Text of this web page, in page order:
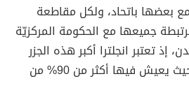
بعضها باتحاد، ولكل مقاطعة
جميعها مع الحكومة المركزيّة
إذ تعتبر انجلترا أكبر هذه الجزر
مساحةً وأكثرها سكاناً حيث يعيش فيها أكثر من 90% من